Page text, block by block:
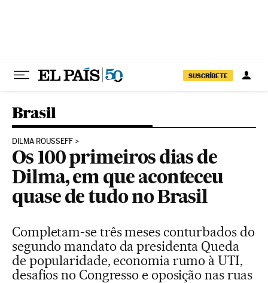
SUSCRÍBETE
Brasil
DILMA ROUSSEFF
Os 100 primeiros dias de
Dilma, em que aconteceu
quase de tudo no Brasil
Completam-se três meses conturbados do
segundo mandato da presidenta Queda
de popularidade, economia rumo à UTI,
desafios no Congresso e oposição nas ruas